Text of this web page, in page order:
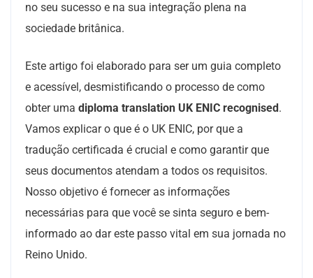
no seu sucesso e na sua integração plena na
sociedade britânica.
Este artigo foi elaborado para ser um guia completo
e acessível, desmistificando o processo de como
obter uma diploma translation UK ENIC recognised.
Vamos explicar o que é o UK ENIC, por que a
tradução certificada é crucial e como garantir que
seus documentos atendam a todos os requisitos.
Nosso objetivo é fornecer as informações
necessárias para que você se sinta seguro e bem-
informado ao dar este passo vital em sua jornada no
Reino Unido.